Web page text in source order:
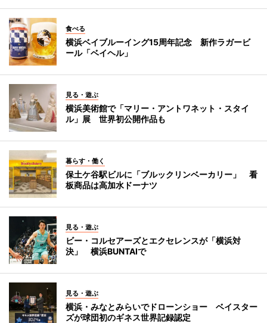
食べる
横浜ベイブルーイング15周年記念 新作ラガービ
ール「ベイヘル」
見る・遊ぶ
横浜美術館で「マリー・アントワネット・スタイ
ル」展 世界初公開作品も
暮らす・働く
保土ケ谷駅ビルに「ブルックリンベーカリー」 看
板商品は高加水ドーナツ
見る・遊ぶ
ビー・コルセアーズとエクセレンスが「横浜対
決」 横浜BUNTAIで
見る・遊ぶ
横浜・みなとみらいでドローンショー ベイスター
ズが球団初のギネス世界記録認定